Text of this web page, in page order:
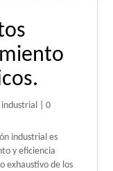
| 0
industrial es
y eficiencia
exhaustivo de los